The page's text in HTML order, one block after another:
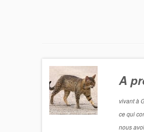
A
vivant à
ce qui
nous